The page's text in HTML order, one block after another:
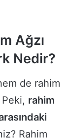
Ağzı
Nedir?
de rahim
rahim
Rahim